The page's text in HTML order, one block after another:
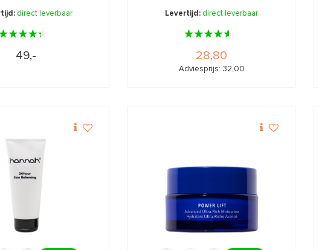
direct leverbaar
49,-
Levertijd: direct leverbaar
28,80
Adviesprijs: 32,00